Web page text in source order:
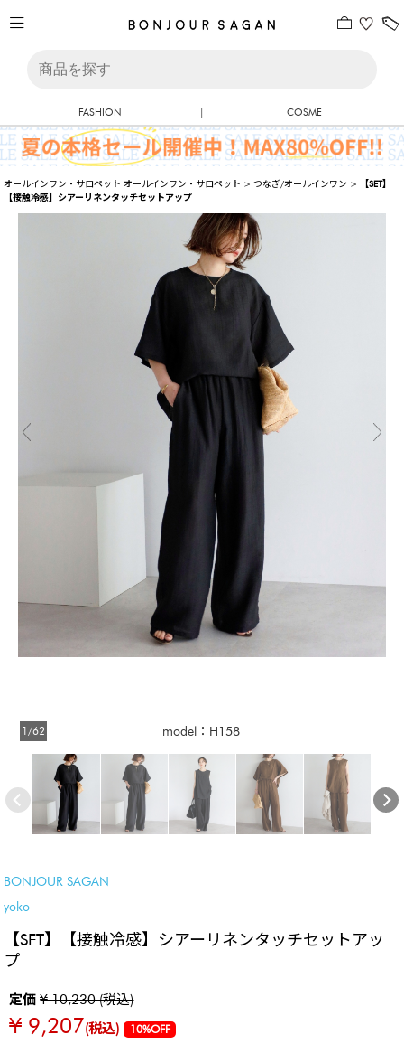
FASHION | COSME
オールインワン・サロペット オールインワン・サロペット >つなぎ/オールインワン >
【SET】
【接触冷感】シアーリネンタッチセットアップ
model：H158
1/62
BONJOUR SAGAN
yoko
【SET】【接触冷感】シアーリネンタッチセットアッ
プ
定価¥ 10,230 (税込)
¥ 9,207(税込) 10%OFF